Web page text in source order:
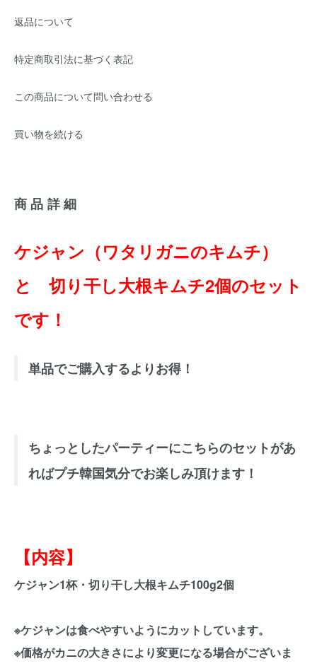
返品について
特定商取引法に基づく表記
この商品について問い合わせる
買い物を続ける
商品詳細
ケジャン（ワタリガニのキムチ）
と 切り干し大根キムチ2個のセット
です！
単品でご購入するよりお得！
ちょっとしたパーティーにこちらのセットがあ
ればプチ韓国気分でお楽しみ頂けます！
【内容】
ケジャン1杯・切り干し大根キムチ100g2個
※ケジャンは食べやすいようにカットしています。
※価格がカニの大きさにより変更になる場合がございま